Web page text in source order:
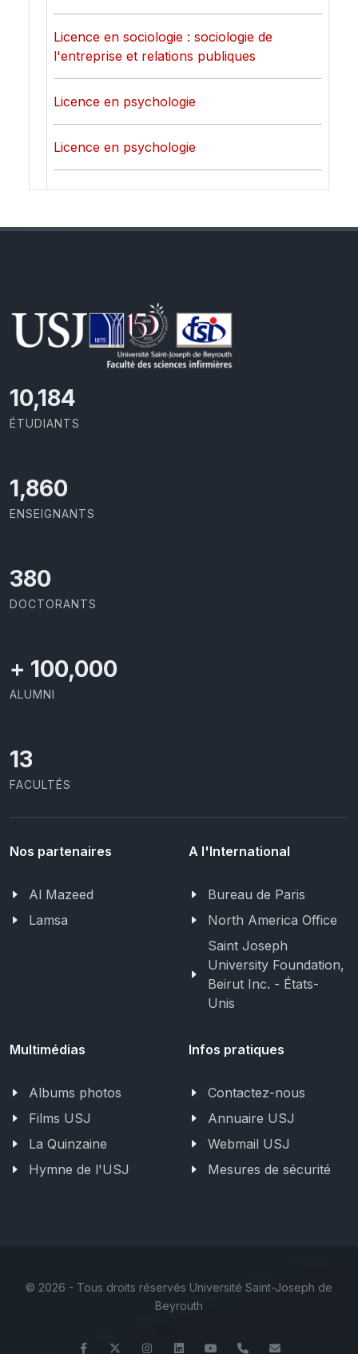
Licence en sociologie : sociologie de
l'entreprise et relations publiques
Licence en psychologie
Licence en psychologie
11,110
ÉTUDIANTS
2,029
ENSEIGNANTS
414
DOCTORANTS
+ 100,000
ALUMNI
13
FACULTÉS
Nos partenaires
Al Mazeed
Lamsa
A l'International
Bureau de Paris
North America Office
Saint Joseph
University Foundation,
Beirut Inc. - États-
Unis
Multimédias
Albums photos
Films USJ
La Quinzaine
Hymne de l'USJ
Infos pratiques
Contactez-nous
Annuaire USJ
Webmail USJ
Mesures de sécurité
© 2026 - Tous droits réservés Université Saint-Joseph de
Beyrouth
FacebookTwitter InstagramLinkedInYouTube+961 (1) 421 240